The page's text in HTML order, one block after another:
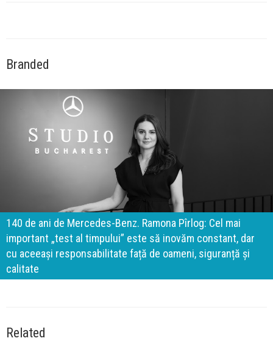
Branded
140 de ani de Mercedes-Benz. Ramona Pîrlog: Cel mai
important „test al timpului” este să inovăm constant, dar
cu aceeași responsabilitate față de oameni, siguranță și
calitate
Related